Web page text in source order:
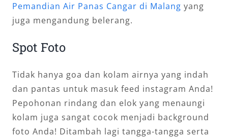
Pemandian Air Panas Cangar di Malang yang
juga mengandung belerang.
Spot Foto
Tidak hanya goa dan kolam airnya yang indah
dan pantas untuk masuk feed instagram Anda!
Pepohonan rindang dan elok yang menaungi
kolam juga sangat cocok menjadi background
foto Anda! Ditambah lagi tangga-tangga serta